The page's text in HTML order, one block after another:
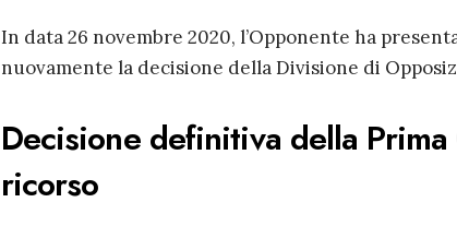
In data 26 novembre 2020, l’Opponente ha
nuovamente la decisione della Divisione di
Decisione definitiva della
ricorso